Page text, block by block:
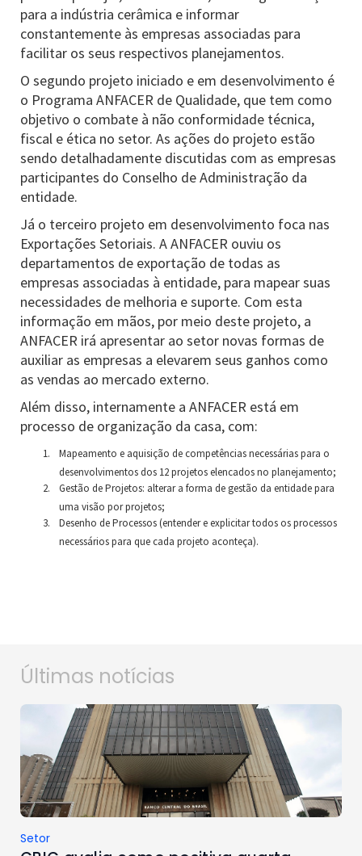
para a indústria cerâmica e informar
constantemente às empresas associadas para
facilitar os seus respectivos planejamentos.
O segundo projeto iniciado e em desenvolvimento é
o Programa ANFACER de Qualidade, que tem como
objetivo o combate à não conformidade técnica,
fiscal e ética no setor. As ações do projeto estão
sendo detalhadamente discutidas com as empresas
participantes do Conselho de Administração da
entidade.
Já o terceiro projeto em desenvolvimento foca nas
Exportações Setoriais. A ANFACER ouviu os
departamentos de exportação de todas as
empresas associadas à entidade, para mapear suas
necessidades de melhoria e suporte. Com esta
informação em mãos, por meio deste projeto, a
ANFACER irá apresentar ao setor novas formas de
auxiliar as empresas a elevarem seus ganhos como
as vendas ao mercado externo.
Além disso, internamente a ANFACER está em
processo de organização da casa, com:
Mapeamento e aquisição de competências necessárias para o
desenvolvimentos dos 12 projetos elencados no planejamento;
Gestão de Projetos: alterar a forma de gestão da entidade para
uma visão por projetos;
Desenho de Processos (entender e explicitar todos os processos
necessários para que cada projeto aconteça).
Últimas notícias
Setor